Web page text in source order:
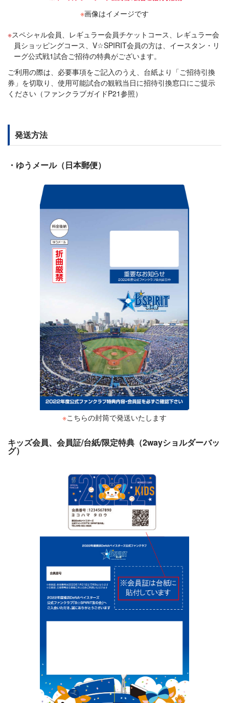
※画像はイメージです
スペシャル会員、レギュラー会員チケットコース、レギュラー会
員ショッピングコース、V☆SPIRIT会員の方は、イースタン・リ
ーグ公式戦1試合ご招待の特典がございます。
ご利用の際は、必要事項をご記入のうえ、台紙より「ご招待引換
券」を切取り、使用可能試合の観戦当日に招待引換窓口にご提示
ください（ファンクラブガイドP21参照）
発送方法
・ゆうメール（日本郵便）
※こちらの封筒で発送いたします
キッズ会員、会員証/台紙/限定特典（2wayショルダーバッ
グ）